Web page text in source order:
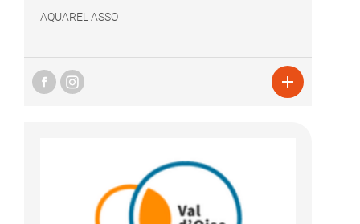
AQUAREL ASSO
